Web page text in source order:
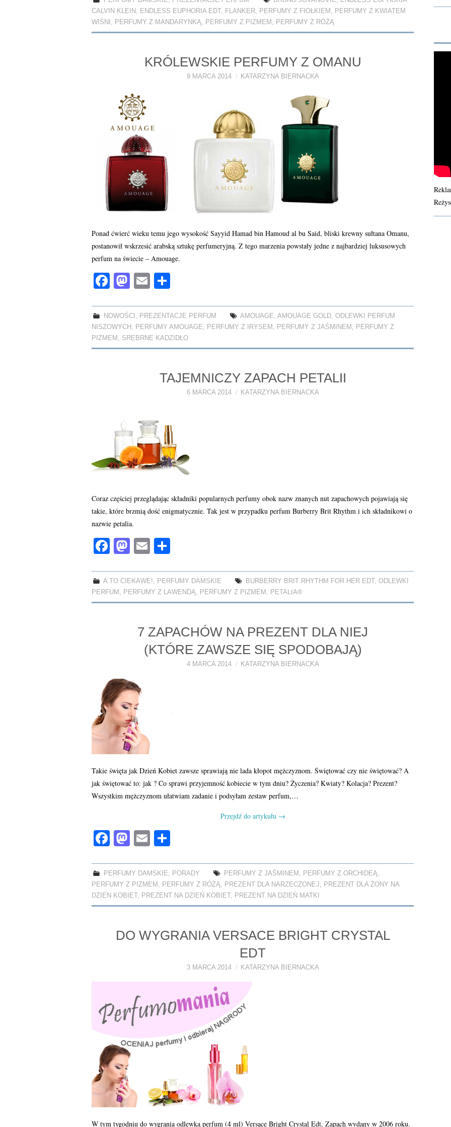
okdo
n
CALVIN KLEIN , ENDLESS EUPHORIA EDT , FLANKER, PERFUMY Z FIOŁKIEM , PERFUMY Z KWIATEM
WIŚNI , PERFUMY Z MANDARYNKĄ, PERFUMY Z PIZMEM , PERFUMY Z RÓŻĄ
KRÓLEWSKIE PERFUMY Z OMANU
9 MARCA 2014 KATARZYNA BIERNACKA
Ponad ćwierć wieku temu jego wysokość Sayyid Hamad bin Hamoud al bu Said, bliski krewny sułtana Omanu,
postanowił wskrzesić arabską sztukę perfumeryjną. Z tego marzenia powstały jedne z najbardziej luksusowych
perfum na świecie – Amouage.
Fa
ce
bo
ok
M
as
to
do
n
E
m
ailre
NOWOŚCI PREZENTACJE PERFUM AMOUAGE ,AMOUAGE GOLD ,ODLEWKI PERFUM
NISZOWYCH
PERFUMY AMOUAGE PERFUMY Z IRYSEM PERFUMY Z JAŚMINEM
PERFUMY Z
PIZMEM
SREBRNE KADZIDŁO
TAJEMNICZY ZAPACH PETALII
6 MARCA 2014 KATARZYNA BIERNACKA
Coraz częściej przeglądając składniki popularnych perfumy obok nazw znanych nut zapachowych pojawiają się
takie, które brzmią dość enigmatycznie. Tak jest w przypadku perfum Burberry Brit Rhythm i ich składnikowi o
nazwie petalia.
Fa
bo
ok
M
to
do
n
E
ailre
A TO CIEKAWE!, PERFUMY DAMSKIE BURBERRY BRIT RHYTHM FOR HER EDT ,ODLEWKI
PERFUM , PERFUMY Z LAWENDĄ, PERFUMY Z PIZMEM , PETALIA®
7 ZAPACHÓW NA PREZENT DLA NIEJ
(KTÓRE ZAWSZE SIĘ SPODOBAJĄ)
4 MARCA 2014 KATARZYNA BIERNACKA
Takie święta jak Dzień Kobiet zawsze sprawiają nie lada kłopot mężczyznom. Świętować czy nie świętować? A
jak świętować to: jak ? Co sprawi przyjemność kobiecie w tym dniu? Życzenia? Kwiaty? Kolacja? Prezent?
Wszystkim mężczyznom ułatwiam zadanie i podsyłam zestaw perfum,…
Przejdź do artykułu →
Fa
ce
bo
ok
M
as
to
do
n
E
m
ailre
PERFUMY DAMSKIE PORADY PERFUMY Z JAŚMINEM PERFUMY Z ORCHIDEĄ
PERFUMY Z PIZMEM
PERFUMY Z RÓŻĄ PREZENT DLA NARZECZONEJ
PREZENT DLA ŻONY NA
DZIEN KOBIET, PREZENT NA DZIEŃ KOBIET, PREZENT NA DZIEŃ MATKI
DO WYGRANIA VERSACE BRIGHT CRYSTAL
EDT
3 MARCA 2014 KATARZYNA BIERNACKA
W tym tygodniu do wygrania odlewka perfum (4 ml) Versace Bright Crystal Edt. Zapach wydany w 2006 roku.